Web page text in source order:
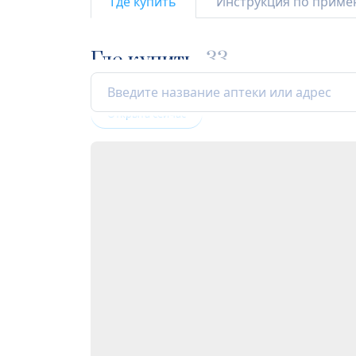
Где купить 33
Открыта сейчас